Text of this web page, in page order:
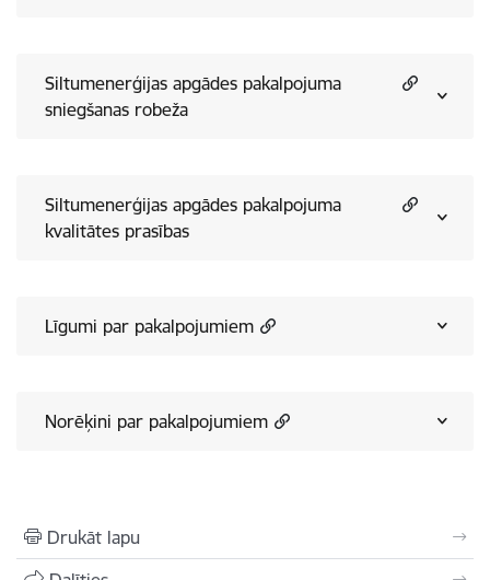
Siltumenerģijas apgādes pakalpojuma
sniegšanas robeža
Siltumenerģijas apgādes pakalpojuma
kvalitātes prasības
Līgumi par pakalpojumiem
Norēķini par pakalpojumiem
Drukāt lapu